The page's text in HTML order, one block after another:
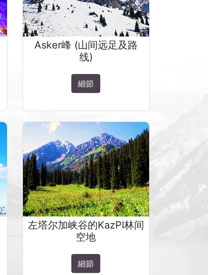
Asker峰 (山间远足及路
线)
細節
左塔尔加峡谷的KazPI林间
空地
細節